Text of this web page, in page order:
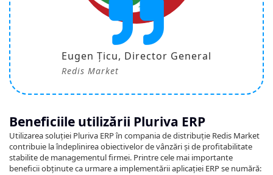
Eugen Țicu, Director General
Redis Market
Beneficiile utilizării Pluriva ERP
Utilizarea soluției Pluriva ERP în compania de distribuție Redis Market
contribuie la îndeplinirea obiectivelor de vânzări și de profitabilitate
stabilite de managementul firmei. Printre cele mai importante
beneficii obținute ca urmare a implementării aplicației ERP se numără: